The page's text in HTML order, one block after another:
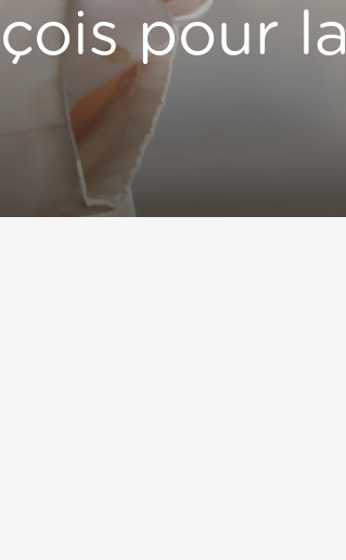
pour la